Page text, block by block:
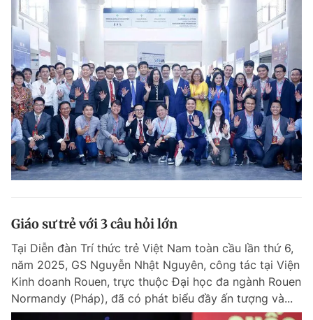
Giáo sư trẻ với 3 câu hỏi lớn
Tại Diễn đàn Trí thức trẻ Việt Nam toàn cầu lần thứ 6,
năm 2025, GS Nguyễn Nhật Nguyên, công tác tại Viện
Kinh doanh Rouen, trực thuộc Đại học đa ngành Rouen
Normandy (Pháp), đã có phát biểu đầy ấn tượng và...